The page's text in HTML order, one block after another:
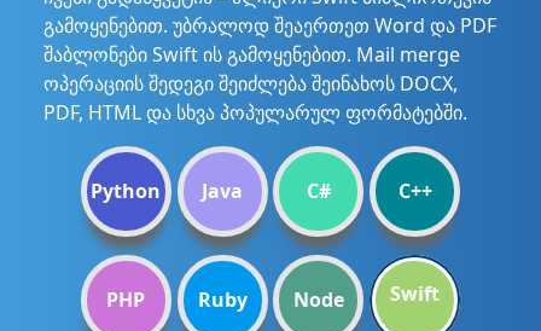
გამოყენებით. უბრალოდ შეაერთეთ Word და PDF
შაბლონები Swift ის გამოყენებით. Mail merge
ოპერაციის შედეგი შეიძლება შეინახოს DOCX,
PDF, HTML და სხვა პოპულარულ ფორმატებში.
Python Java C# C++
PHP Ruby Node Swift